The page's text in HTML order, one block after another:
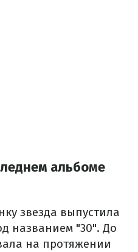
альбоме
звезда выпустила
названием "30". До
на протяжении